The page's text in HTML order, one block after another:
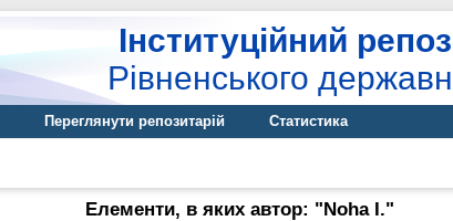
Інституційний
Рівненського
Переглянути репозитарій Статистика
Елементи, в яких автор: "Noha I."